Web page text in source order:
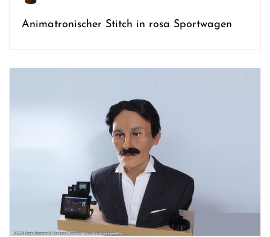
Animatronischer Stitch in rosa Sportwagen